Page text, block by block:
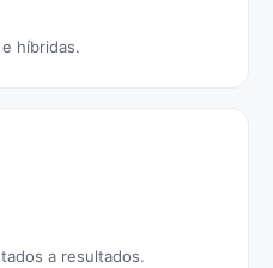
híbridas.
a resultados.